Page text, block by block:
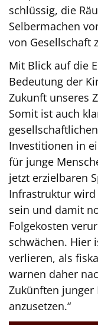
schlüssig, die
Selbermachen
von Gesellschaft
Mit Blick auf die
Bedeutung der
Zukunft unseres
Somit ist auch
Investitionen in
für junge
jetzt erzielbaren
Infrastruktur
sein und damit
Folgekosten
schwächen. Hier
verlieren, als
warnen daher
Zukünften junger
anzusetzen.“